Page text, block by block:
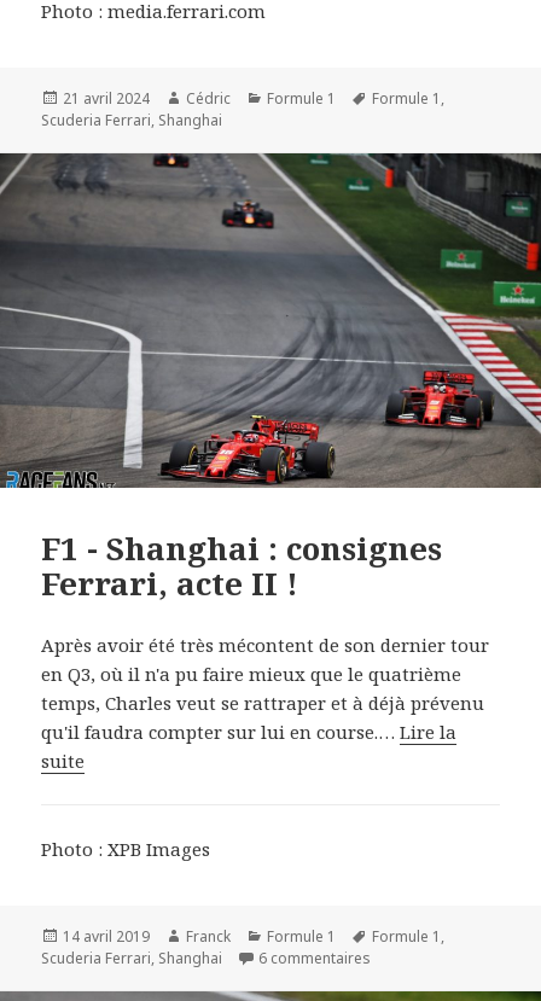
Photo : media.ferrari.com
Publié
le
21 avril 2024 Auteur
Cédric Catégories
Formule 1
Mots-
Formule 1 ,
Scuderia Ferrari, Shanghai
F1 - Shanghai : consignes
Ferrari, acte II !
Après avoir été très mécontent de son dernier tour
en Q3, où il n'a pu faire mieux que le quatrième
temps, Charles veut se rattraper et à déjà prévenu
qu'il faudra compter sur lui en course.…Lire la
suite
Photo : XPB Images
Publié
le
14 avril 2019 Auteur
Franck Catégories
Formule 1
Mots-
Formule 1 ,
Scuderia Ferrari, Shanghai 6 commentaires